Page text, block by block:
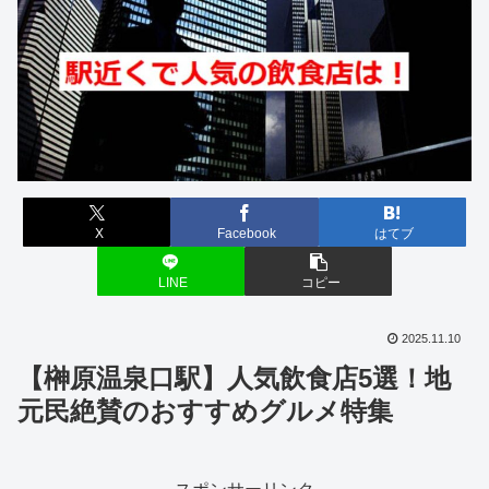
X Facebook はてブ
LINE コピー
2025.11.10
【榊原温泉口駅】人気飲食店5選！地
元民絶賛のおすすめグルメ特集